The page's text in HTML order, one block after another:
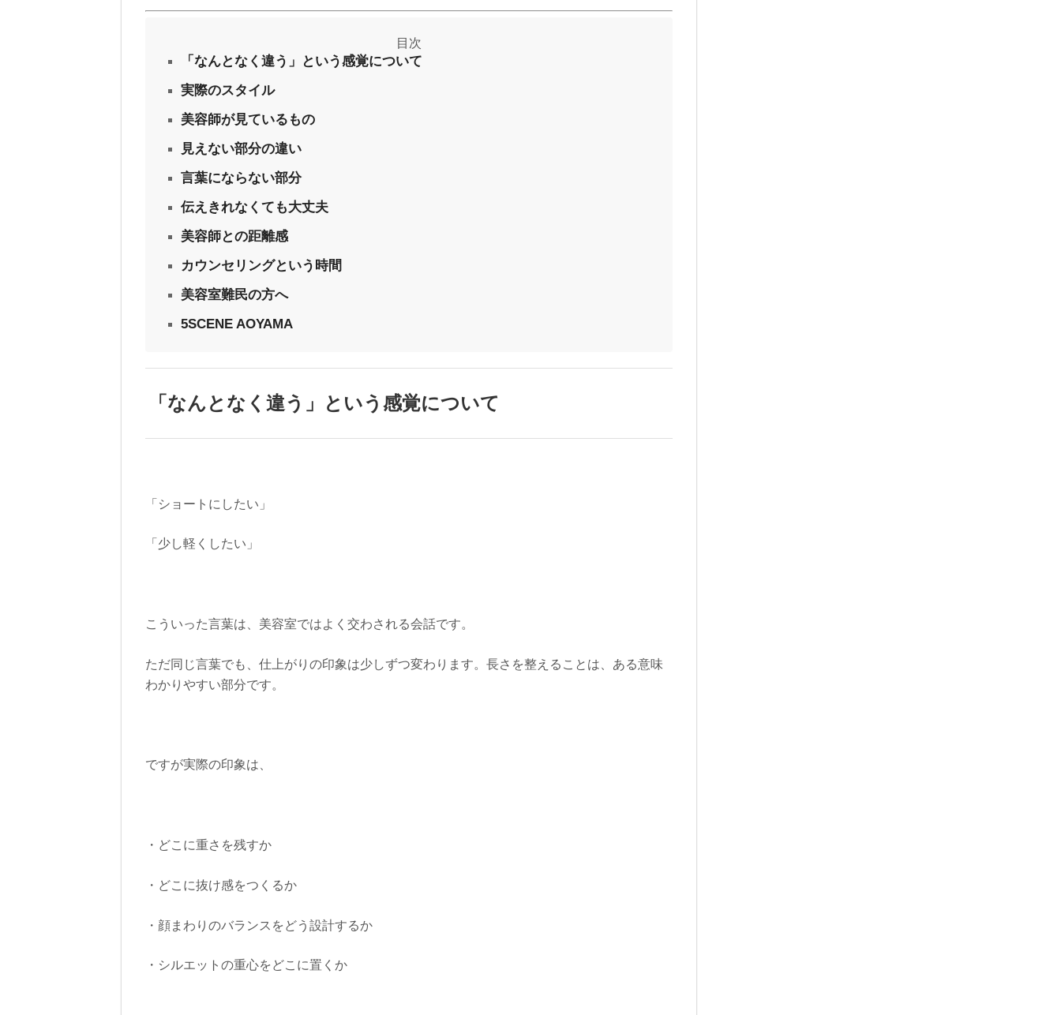
「なんとなく違う」という感覚について
実際のスタイル
美容師が見ているもの
見えない部分の違い
言葉にならない部分
伝えきれなくても大丈夫
美容師との距離感
カウンセリングという時間
美容室難民の方へ
5SCENE AOYAMA
「なんとなく違う」という感覚について
「ショートにしたい」
「少し軽くしたい」
こういった言葉は、美容室ではよく交わされる会話です。
ただ同じ言葉でも、仕上がりの印象は少しずつ変わります。長さを整えることは、ある意味
わかりやすい部分です。
ですが実際の印象は、
・どこに重さを残すか
・どこに抜け感をつくるか
・顔まわりのバランスをどう設計するか
・シルエットの重心をどこに置くか